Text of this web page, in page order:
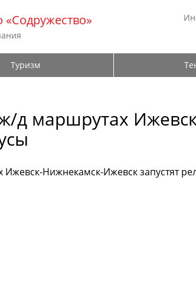
Туризм
д маршрутах
Нижнекамск-Ижевск запустят